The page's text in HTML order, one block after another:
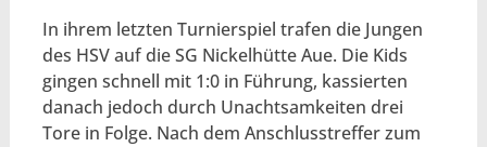
In ihrem letzten Turnierspiel trafen die Jungen
des HSV auf die SG Nickelhütte Aue. Die Kids
gingen schnell mit 1:0 in Führung, kassierten
danach jedoch durch Unachtsamkeiten drei
Tore in Folge. Nach dem Anschlusstreffer zum